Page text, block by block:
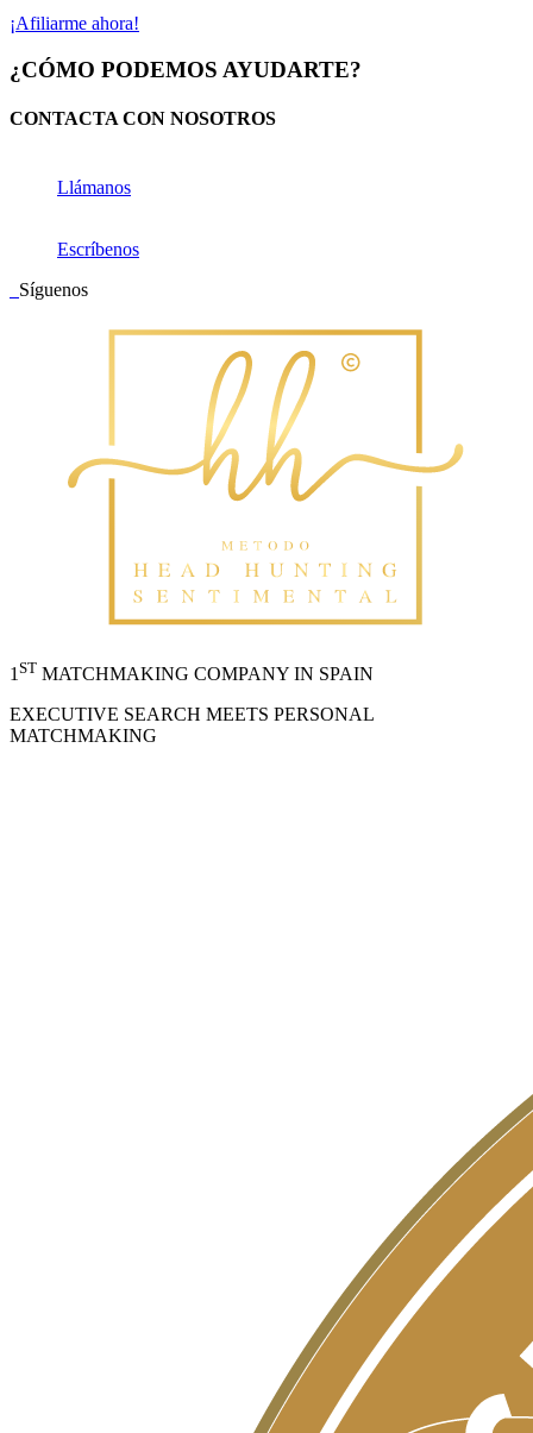
¡Afiliarme ahora!
¿CÓMO PODEMOS AYUDARTE?
CONTACTA CON NOSOTROS
Llámanos
Escríbenos
Síguenos
1ST MATCHMAKING COMPANY IN SPAIN
EXECUTIVE SEARCH MEETS PERSONAL
MATCHMAKING